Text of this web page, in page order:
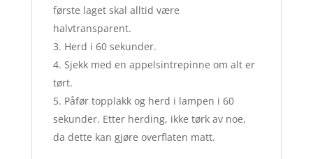
første laget skal alltid være
halvtransparent.
Herd i 60 sekunder.
Sjekk med en appelsintrepinne om alt er
tørt.
Påfør topplakk og herd i lampen i 60
sekunder. Etter herding, ikke tørk av noe,
da dette kan gjøre overflaten matt.